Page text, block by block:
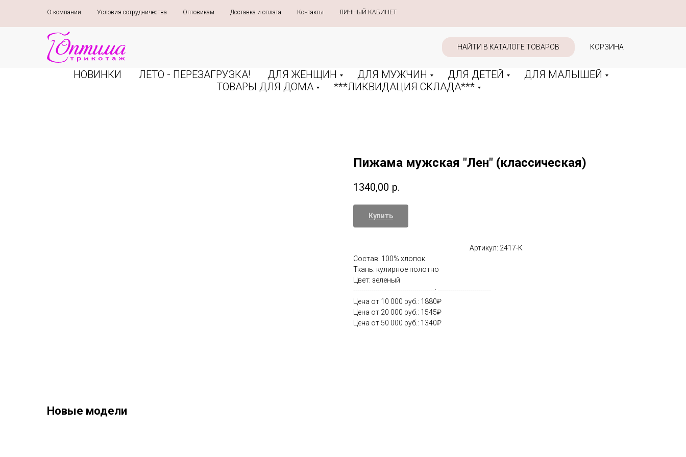
О компании Условия сотрудничества Оптовикам Доставка и оплата Контакты ЛИЧНЫЙ КАБИНЕТ
НАЙТИ В КАТАЛОГЕ ТОВАРОВ КОРЗИНА
НОВИНКИ ЛЕТО - ПЕРЕЗАГРУЗКА! ДЛЯ ЖЕНЩИН ДЛЯ МУЖЧИН ДЛЯ ДЕТЕЙ
ДЛЯ МАЛЫШЕЙ
ТОВАРЫ ДЛЯ ДОМА
***ЛИКВИДАЦИЯ СКЛАДА***
Пижама мужская "Лен" (классическая)
1340,00 р.
Купить
Артикул: 2417-К
Состав: 100% хлопок
Ткань: кулирное полотно
Цвет: зеленый
----------------------------------------: --------------------------
Цена от 10 000 руб.: 1880₽
Цена от 20 000 руб.: 1545₽
Цена от 50 000 руб.: 1340₽
Новые модели